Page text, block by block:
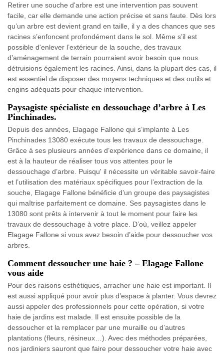
Retirer une souche d'arbre est une intervention pas souvent
facile, car elle demande une action précise et sans faute. Dès lors
qu’un arbre est devient grand en taille, il y a des chances que ses
racines s’enfoncent profondément dans le sol. Même s’il est
possible d'enlever l’extérieur de la souche, des travaux
d’aménagement de terrain pourraient avoir besoin que nous
détruisions également les racines. Ainsi, dans la plupart des cas, il
est essentiel de disposer des moyens techniques et des outils et
engins adéquats pour chaque intervention.
Paysagiste spécialiste en dessouchage d’arbre à Les
Pinchinades.
Depuis des années, Elagage Fallone qui s’implante à Les
Pinchinades 13080 exécute tous les travaux de dessouchage.
Grâce à ses plusieurs années d’expérience dans ce domaine, il
est à la hauteur de réaliser tous vos attentes pour le
dessouchage d’arbre. Puisqu' il nécessite un véritable savoir-faire
et l’utilisation des matériaux spécifiques pour l’extraction de la
souche, Elagage Fallone bénéficie d’un groupe des paysagistes
qui maîtrise parfaitement ce domaine. Ses paysagistes dans le
13080 sont prêts à intervenir à tout le moment pour faire les
travaux de dessouchage à votre place. D’où, veillez appeler
Elagage Fallone si vous avez besoin d’aide pour dessoucher vos
arbres.
Comment dessoucher une haie ? – Elagage Fallone
vous aide
Pour des raisons esthétiques, arracher une haie est important. Il
est aussi appliqué pour avoir plus d’espace à planter. Vous devrez
aussi appeler des professionnels pour cette opération, si votre
haie de jardins est malade. Il est ensuite possible de la
dessoucher et la remplacer par une muraille ou d’autres
plantations (fleurs, résineux…). Avec des méthodes préparées,
nos jardiniers sauront que faire pour dessoucher votre haie avec